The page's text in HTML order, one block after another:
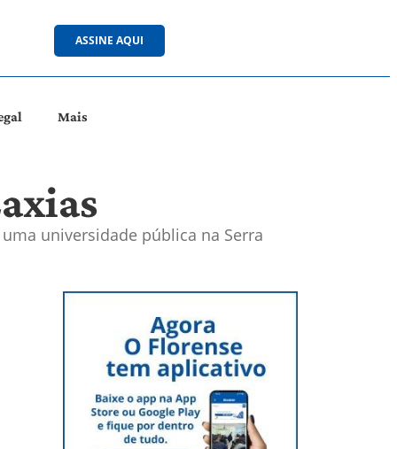
ASSINE AQUI
Mais
universidade pública na Serra